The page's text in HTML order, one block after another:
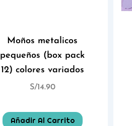
Moños metalicos
pequeños (box pack
12) colores variados
S/14.90
Añadir Al Carrito